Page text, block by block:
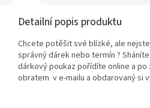
Detailní popis produktu
Chcete potěšit své blízké, ale
správný dárek nebo termín ?
dárkový poukaz pořídíte online a
obratem v e‑mailu a obdarovaný si